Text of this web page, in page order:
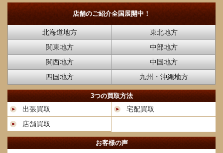
店舗のご紹介全国展開中！
北海道地方
東北地方
関東地方
中部地方
関西地方
中国地方
四国地方
九州・沖縄地方
3つの買取方法
出張買取
宅配買取
店舗買取
お客様の声